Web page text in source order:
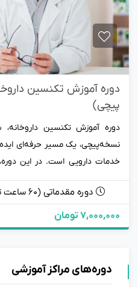
دوره آموزش تکنسین
پیچی)
دوره آموزش تکنسین
نسخه‌پیچی، یک مسیر حرفه‌ای
خدمات دارویی است. در این
برای خواندن دقیق نسخه‌های
استانداردهای دارویی آشنا
می‌توانید در فضایی پویا و
بهبود سلامت جامعه ایفا
تا تخصص خود را در عرصه
دوره مقدماتی (۶۰ ساعت تئوری + 4۰ ساعت کارورزی)
7,000,000 تومان
دوره‌های مراکز آموزشی